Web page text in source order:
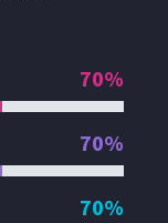
70%
70%
70%